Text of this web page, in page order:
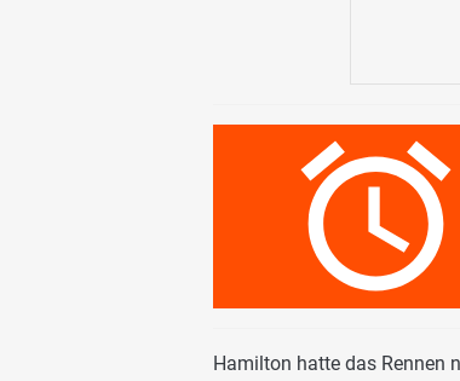
Hamilton hatte das Rennen